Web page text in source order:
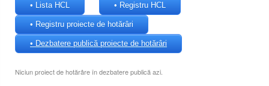
• Lista HCL • Registru HCL
• Registru proiecte de hotărâri
• Dezbatere publică proiecte de hotărâri
Niciun proiect de hotărâre în dezbatere publică azi.